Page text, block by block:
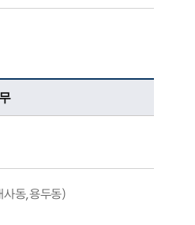
사동,용두동)